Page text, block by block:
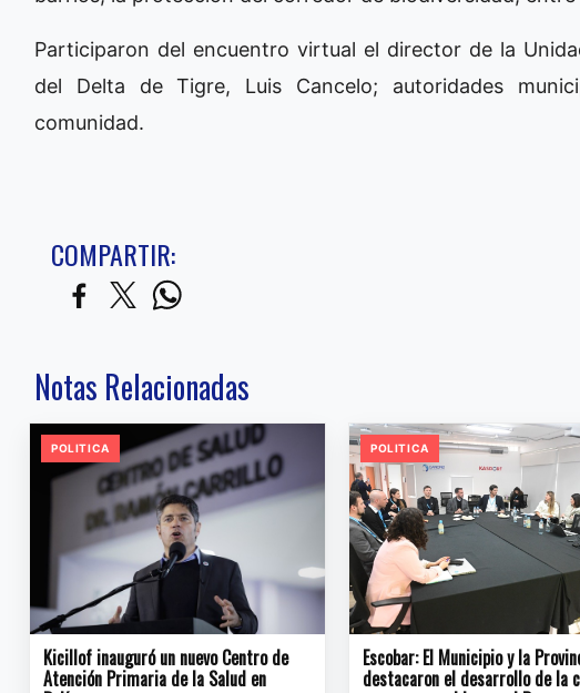
Participaron del encuentro virtual el director de la
del Delta de Tigre, Luis Cancelo; autoridades
comunidad.
COMPARTIR:
Notas Relacionadas
POLITICA
Kicillof inauguró un nuevo Centro de
Atención Primaria de la Salud en
POLITICA
Escobar: El Municipio y la
destacaron el desarrollo de la